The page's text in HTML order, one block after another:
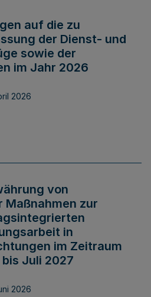
auf die zu
der Dienst- und
sowie der
im Jahr 2026
2026
von
Maßnahmen zur
in
im Zeitraum
Juli 2027
2026